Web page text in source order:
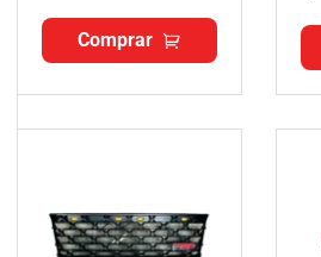
Comprar